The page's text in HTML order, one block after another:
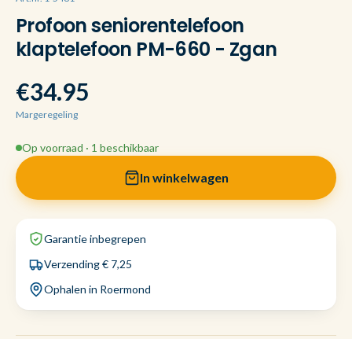
Profoon seniorentelefoon
klaptelefoon PM-660 - Zgan
€34.95
Margeregeling
Op voorraad · 1 beschikbaar
In winkelwagen
Garantie inbegrepen
Verzending € 7,25
Ophalen in Roermond